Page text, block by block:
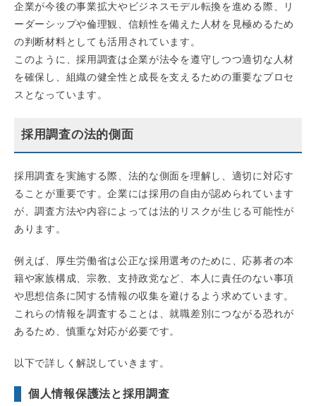
企業が今後の事業拡大やビジネスモデル転換を進める際、リ
ーダーシップや倫理観、信頼性を備えた人材を見極めるため
の判断材料としても活用されています。
このように、採用調査は企業が法令を遵守しつつ適切な人材
を確保し、組織の健全性と成長を支えるための重要なプロセ
スとなっています。
採用調査の法的側面
採用調査を実施する際、法的な側面を理解し、適切に対応す
ることが重要です。企業には採用の自由が認められています
が、調査方法や内容によっては法的リスクが生じる可能性が
あります。
例えば、厚生労働省は公正な採用選考のために、応募者の本
籍や家族構成、宗教、支持政党など、本人に責任のない事項
や思想信条に関する情報の収集を避けるよう求めています。
これらの情報を調査することは、就職差別につながる恐れが
あるため、慎重な対応が必要です。
以下で詳しく解説していきます。
個人情報保護法と採用調査